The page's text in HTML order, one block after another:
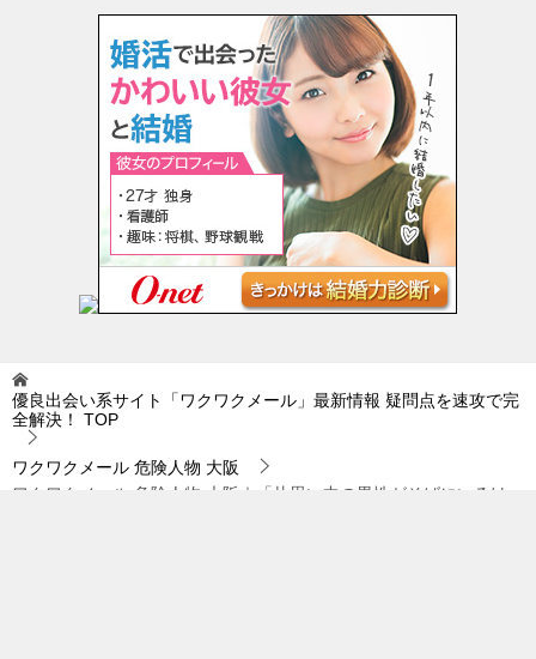
優良出会い系サイト「ワクワクメール」最新情報 疑問点を速攻で完
全解決！
TOP
ワクワクメール 危険人物 大阪
ワクワクメール 危険人物 大阪｜「片思い中の異性がそばにいるけ